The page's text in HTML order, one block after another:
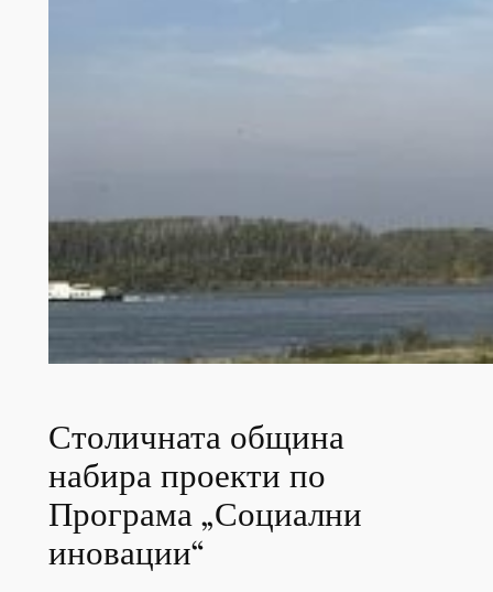
Столичната община
набира проекти по
Програма „Социални
иновации“